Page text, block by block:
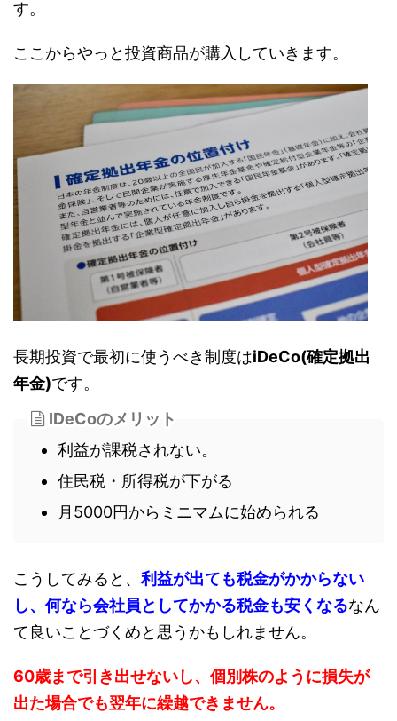
す。
ここからやっと投資商品が購入していきます。
長期投資で最初に使うべき制度はiDeCo(確定拠出
年金)です。
IDeCoのメリット
利益が課税されない。
住民税・所得税が下がる
月5000円からミニマムに始められる
こうしてみると、利益が出ても税金がかからない
し、何なら会社員としてかかる税金も安くなるなん
て良いことづくめと思うかもしれません。
60歳まで引き出せないし、個別株のように損失が
出た場合でも翌年に繰越できません。